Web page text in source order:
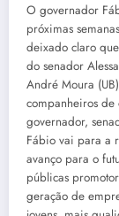
O governador
próximas
deixado claro
do senador
André Moura
companheiros
governador,
Fábio vai para a
avanço para o
públicas
geração de